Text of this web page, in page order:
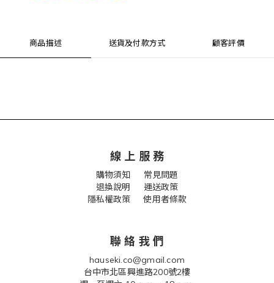
商品描述 送貨及付款方式 顧客評價
線 上 服 務
購物須知 常見問題
退換說明
運送政策
隱私權政策 使用者條款
聯 絡 我 們
hauseki.co@gmail.com
台中市北區興進路200號2樓